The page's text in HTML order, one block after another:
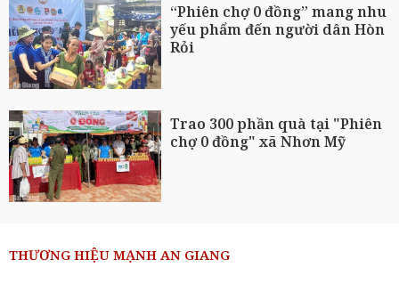
“Phiên chợ 0 đồng” mang nhu
yếu phẩm đến người dân Hòn
Rỏi
Trao 300 phần quà tại "Phiên
chợ 0 đồng" xã Nhơn Mỹ
THƯƠNG HIỆU MẠNH AN GIANG